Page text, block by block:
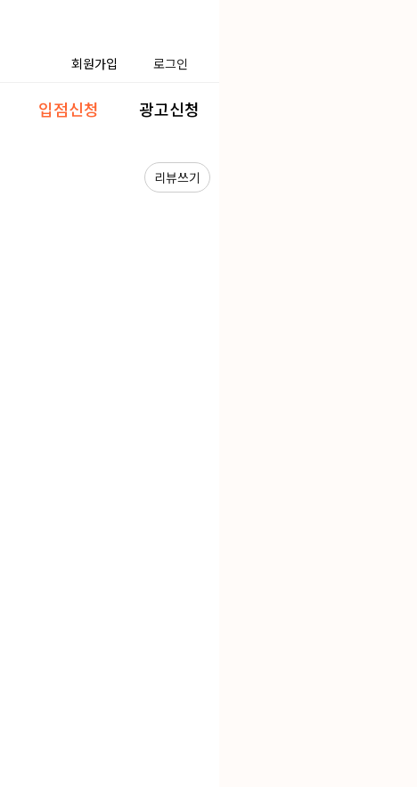
회원가입 로그인
입점신청 광고신청
리뷰쓰기